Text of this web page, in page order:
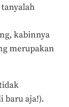
kabinnya
merupakan
baru aja!).